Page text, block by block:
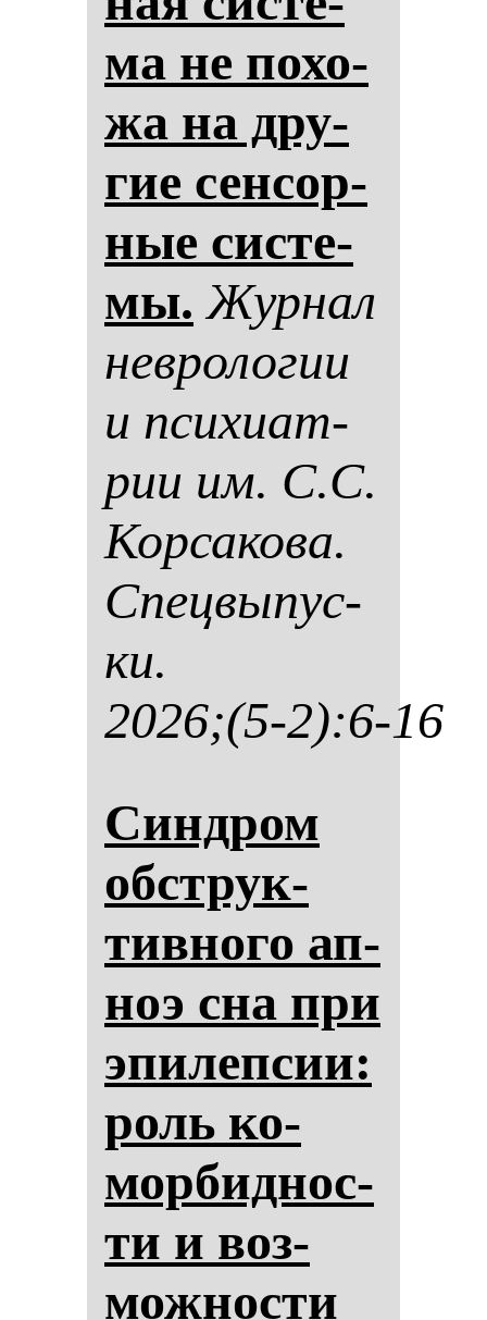
ма не по­хо­
жа на дру­
гие сен­сор­
ные сис­те­
мы. Жур­нал
нев­ро­ло­гии
и пси­хи­ат­
рии им. С.С.
Кор­са­ко­ва.
Спец­вы­пус­
ки.
2026;(5-2):6-16
Син­дром
обструк­
тив­но­го ап­
ноэ сна при
эпи­леп­сии:
роль ко­
мор­бид­нос­
ти и воз­
мож­нос­ти